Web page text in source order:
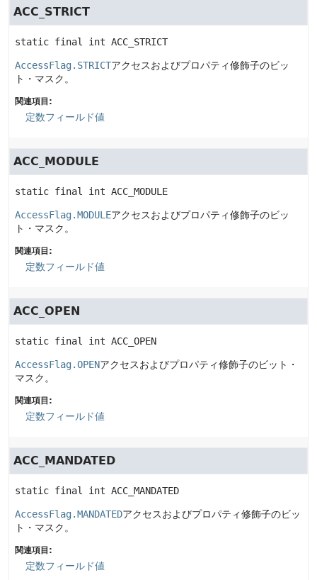
ACC_STRICT
static final int ACC_STRICT
AccessFlag.STRICTアクセスおよびプロパティ修飾子のビッ
ト・マスク。
関連項目:
定数フィールド値
ACC_MODULE
static final int ACC_MODULE
AccessFlag.MODULEアクセスおよびプロパティ修飾子のビッ
ト・マスク。
関連項目:
定数フィールド値
ACC_OPEN
static final int ACC_OPEN
AccessFlag.OPENアクセスおよびプロパティ修飾子のビット・
マスク。
関連項目:
定数フィールド値
ACC_MANDATED
static final int ACC_MANDATED
AccessFlag.MANDATEDアクセスおよびプロパティ修飾子のビッ
ト・マスク。
関連項目:
定数フィールド値